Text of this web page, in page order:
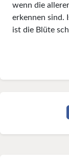
wenn die
erkennen sind.
ist die Blüte